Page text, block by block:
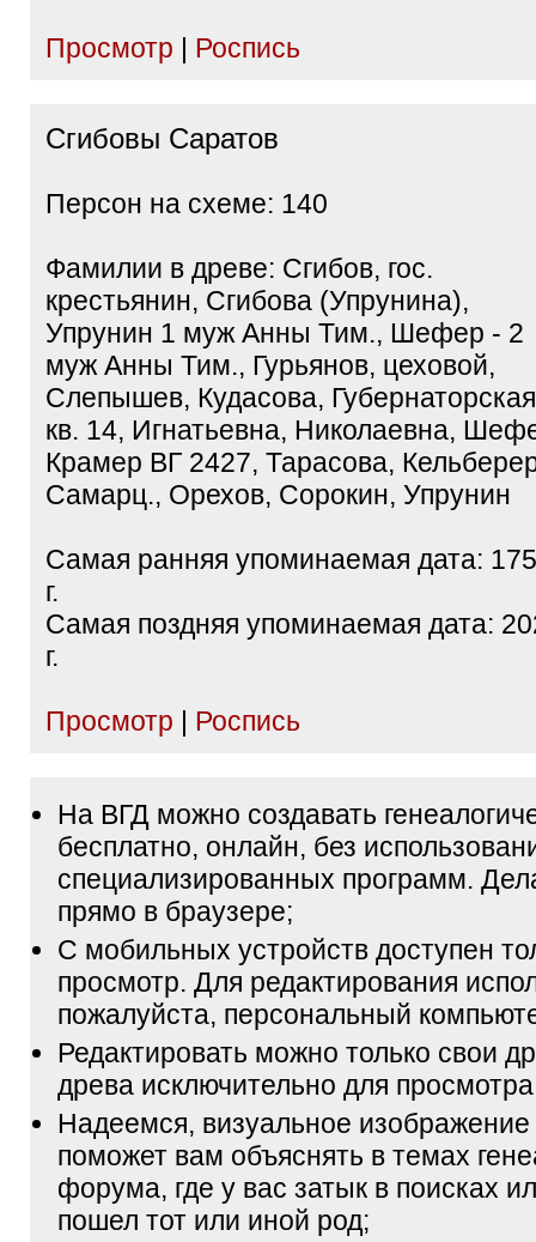
Просмотр | Роспись
Сгибовы Саратов
Персон на схеме: 140
Фамилии в древе: Сгибов, гос.
крестьянин, Сгибова (Упрунина),
Упрунин 1 муж Анны Тим., Шефер - 2
муж Анны Тим., Гурьянов, цеховой,
Слепышев, Кудасова, Губернаторская
кв. 14, Игнатьевна, Николаевна,
Крамер ВГ 2427, Тарасова,
Самарц., Орехов, Сорокин, Упрунин
Самая ранняя упоминаемая дата:
г.
Самая поздняя упоминаемая дата:
г.
Просмотр | Роспись
На ВГД можно создавать
бесплатно, онлайн, без
специализированных программ.
прямо в браузере;
С мобильных устройств доступен
просмотр. Для редактирования
пожалуйста, персональный
Редактировать можно только свои
древа исключительно для
Надеемся, визуальное
поможет вам объяснять в темах
форума, где у вас затык в поисках
пошел тот или иной род;